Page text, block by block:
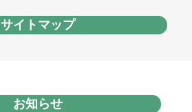
サイトマップ
お知らせ